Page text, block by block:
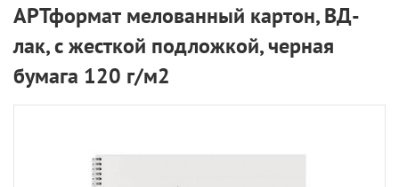
АРТформат мелованный картон, ВД-
лак, с жесткой подложкой, черная
бумага 120 г/м2